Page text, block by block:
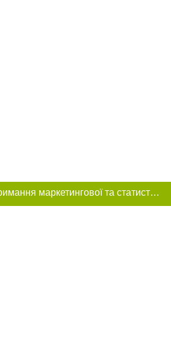
Цей сайт використовує «cookies». Також веб-сайт використовує інтернет-сервіс для збору технічних даних стосовно відвідувачів з метою отримання маркетингової та статистичної інформації. Умови обробки даних відвідувачів сайту див.